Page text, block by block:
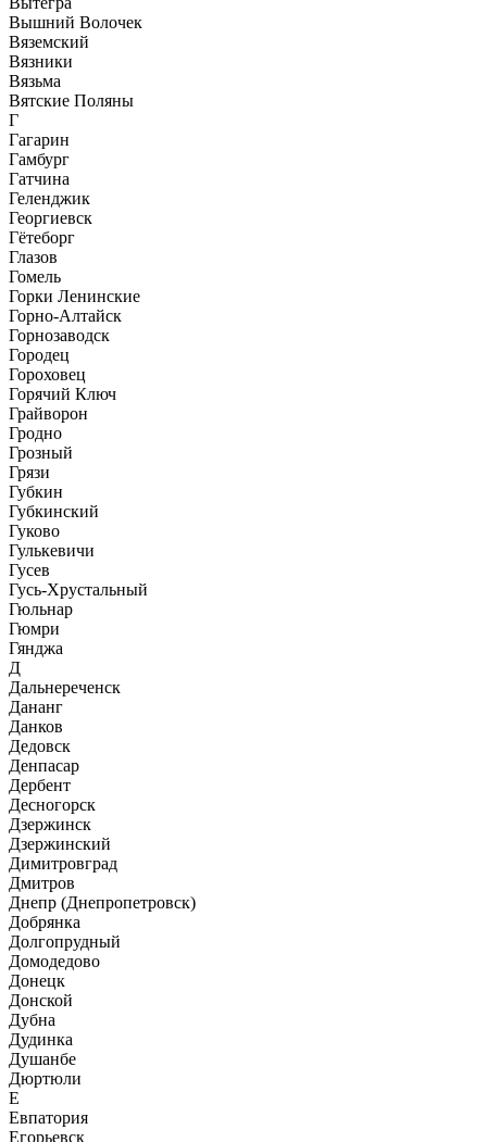
Вышний Волочек
Вяземский
Вязники
Вязьма
Вятские Поляны
Г
Гагарин
Гамбург
Гатчина
Геленджик
Георгиевск
Гётеборг
Глазов
Гомель
Горки Ленинские
Горно-Алтайск
Горнозаводск
Городец
Гороховец
Горячий Ключ
Грайворон
Гродно
Грозный
Грязи
Губкин
Губкинский
Гуково
Гулькевичи
Гусев
Гусь-Хрустальный
Гюльнар
Гюмри
Гянджа
Д
Дальнереченск
Дананг
Данков
Дедовск
Денпасар
Дербент
Десногорск
Дзержинск
Дзержинский
Димитровград
Дмитров
Днепр (Днепропетровск)
Добрянка
Долгопрудный
Домодедово
Донецк
Донской
Дубна
Дудинка
Душанбе
Дюртюли
Е
Евпатория
Егорьевск